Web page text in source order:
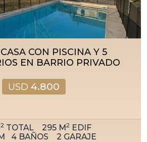
CON PISCINA Y 5
EN BARRIO PRIVADO
USD 4.800
2TOTAL 295M2EDIF
4BAÑOS 2 GARAJE